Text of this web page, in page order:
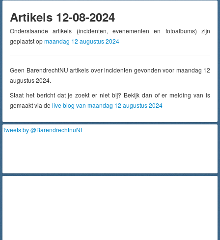
Artikels 12-08-2024
Onderstaande artikels (incidenten, evenementen en fotoalbums) zijn
geplaatst opmaandag 12 augustus 2024
Geen BarendrechtNU artikels over incidenten gevonden voor maandag 12
augustus 2024.
Staat het bericht dat je zoekt er niet bij? Bekijk dan of er melding van is
gemaakt via de live blog van maandag 12 augustus 2024
Tweets by @BarendrechtnuNL